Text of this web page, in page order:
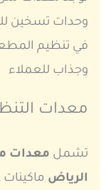
وحدات تسخين
في تنظيم
وجذاب للعملاء
معدات
تشمل معدات
الرياض